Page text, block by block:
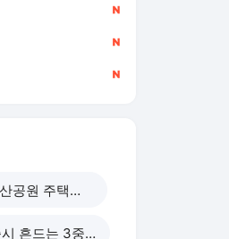
용산공원 주택공급
증시 흔드는 3중 쏠림